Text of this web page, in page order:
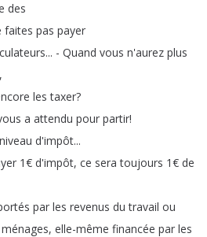
des
faites pas payer
... - Quand vous n'aurez plus
,
les taxer?
a attendu pour partir!
niveau d'impôt...
1€ d'impôt, ce sera toujours 1€ de
par les revenus du travail ou
ménages, elle-même financée par les